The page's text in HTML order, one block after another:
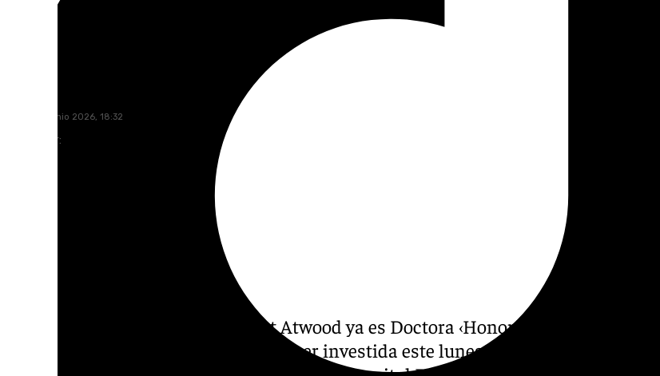
lunes, 22 junio 2026, 18:32
Compartir:
La escritora canadiense Margaret Atwood ya es Doctora ‹Honoris Causa›
por la Universidad de Granada tras ser investida este lunes en una